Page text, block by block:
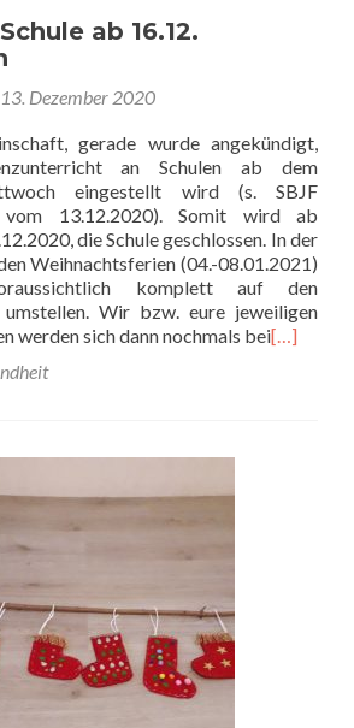
ab 16.12.
13. Dezember 2020
gerade wurde angekündigt,
an Schulen ab dem
eingestellt wird (s. SBJF
vom 13.12.2020). Somit wird ab
die Schule geschlossen. In der
Weihnachtsferien (04.-08.01.2021)
komplett auf den
Wir bzw. eure jeweiligen
werden sich dann nochmals bei[…]